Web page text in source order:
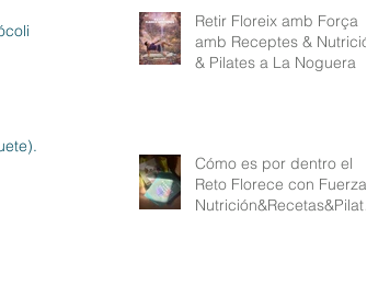
Retir Floreix amb Força
amb Receptes & Nutrició
& Pilates a La Noguera
Cómo es por dentro el
Reto Florece con Fuerza
Nutrición&Recetas&Pilate